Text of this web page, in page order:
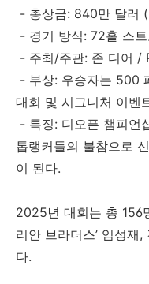
- 총상금: 840만 달러
- 경기 방식: 72홀 스
- 주최/주관: 존 디어 /
- 부상: 우승자는 500
대회 및 시그니처 이벤
- 특징: 디오픈 챔피언
톱랭커들의 불참으로
이 된다.
2025년 대회는 총 156
리안 브라더스’ 임성재
다.